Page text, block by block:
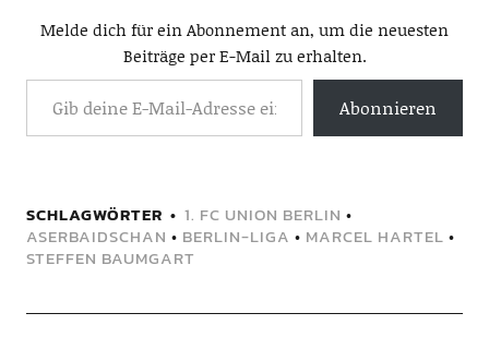
Melde dich für ein Abonnement an, um die neuesten
Beiträge per E-Mail zu erhalten.
Abonnieren
SCHLAGWÖRTER 1. FC UNION BERLIN •
ASERBAIDSCHAN • BERLIN-LIGA • MARCEL HARTEL •
STEFFEN BAUMGART